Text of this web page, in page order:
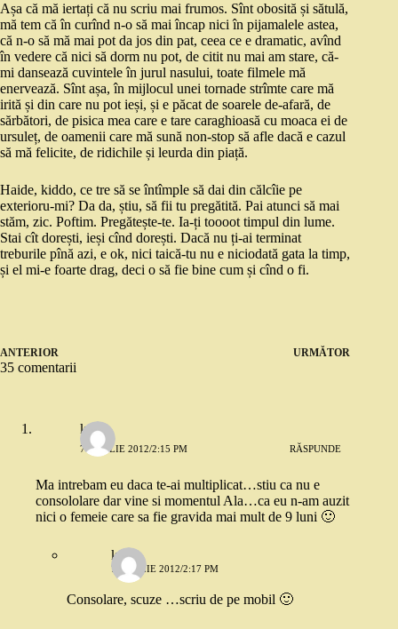
Așa că mă iertați că nu scriu mai frumos. Sînt obosită și sătulă,
mă tem că în curînd n-o să mai încap nici în pijamalele astea,
că n-o să mă mai pot da jos din pat, ceea ce e dramatic, avînd
în vedere că nici să dorm nu pot, de citit nu mai am stare, că-
mi dansează cuvintele în jurul nasului, toate filmele mă
enervează. Sînt așa, în mijlocul unei tornade strîmte care mă
irită și din care nu pot ieși, și e păcat de soarele de-afară, de
sărbători, de pisica mea care e tare caraghioasă cu moaca ei de
ursuleț, de oamenii care mă sună non-stop să afle dacă e cazul
să mă felicite, de ridichile și leurda din piață.
Haide, kiddo, ce tre să se întîmple să dai din călcîie pe
exterioru-mi? Da da, știu, să fii tu pregătită. Pai atunci să mai
stăm, zic. Poftim. Pregătește-te. Ia-ți toooot timpul din lume.
Stai cît dorești, ieși cînd dorești. Dacă nu ți-ai terminat
treburile pînă azi, e ok, nici taică-tu nu e niciodată gata la timp,
și el mi-e foarte drag, deci o să fie bine cum și cînd o fi.
ANTERIOR URMĂTOR
35 comentarii
k.
7 APRILIE 2012/2:15 PM RĂSPUNDE
Ma intrebam eu daca te-ai multiplicat…stiu ca nu e
consololare dar vine si momentul Ala…ca eu n-am auzit
nici o femeie care sa fie gravida mai mult de 9 luni 🙂
k.
7 APRILIE 2012/2:17 PM
Consolare, scuze …scriu de pe mobil 🙂